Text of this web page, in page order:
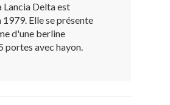
Lancia Delta est
1979. Elle se présente
d'une berline
portes avec hayon.